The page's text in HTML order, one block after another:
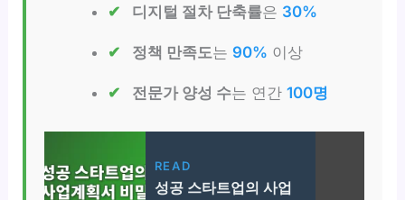
디지털 절차 단축률은 30%
정책 만족도는 90% 이상
전문가 양성 수는 연간 100명
READ
성공 스타트업의 사업